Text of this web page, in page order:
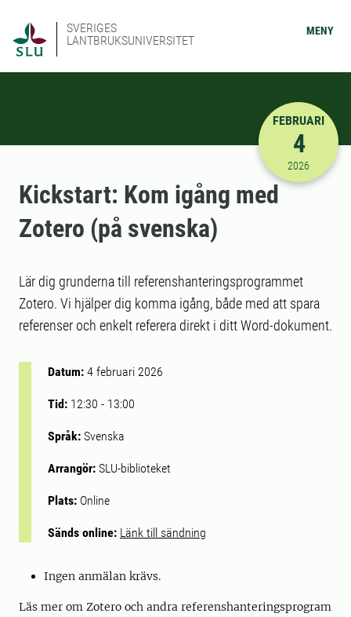
SVERIGES
LANTBRUKSUNIVERSITET
MENY
2026-02-
FEBRUARI
4
2026
Kickstart: Kom igång med
Zotero (på svenska)
Lär dig grunderna till referenshanteringsprogrammet
Zotero. Vi hjälper dig komma igång, både med att spara
referenser och enkelt referera direkt i ditt Word-dokument.
Datum: 4 februari 2026
Tid: 12:30 - 13:00
Språk: Svenska
Arrangör: SLU-biblioteket
Plats: Online
Sänds online: Länk till sändning
Ingen anmälan krävs.
Läs mer om Zotero och andra referenshanteringsprogram